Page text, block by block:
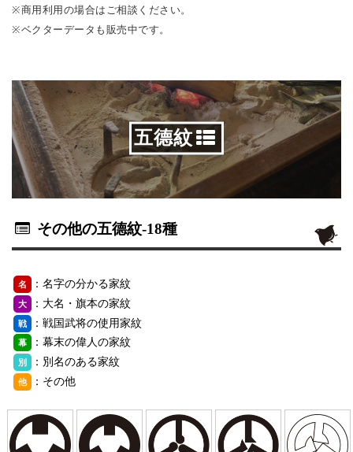
※商用利用の場合はご相談ください。
※ベクターデータも販売中です。
五德紋
その他の五德紋-18種
名 ：名字の分かる家紋
大 ：大名・旗本の家紋
戦 ：戦国武将の使用家紋
幕 ：幕末の偉人の家紋
別 ：別名のある家紋
他 ：その他